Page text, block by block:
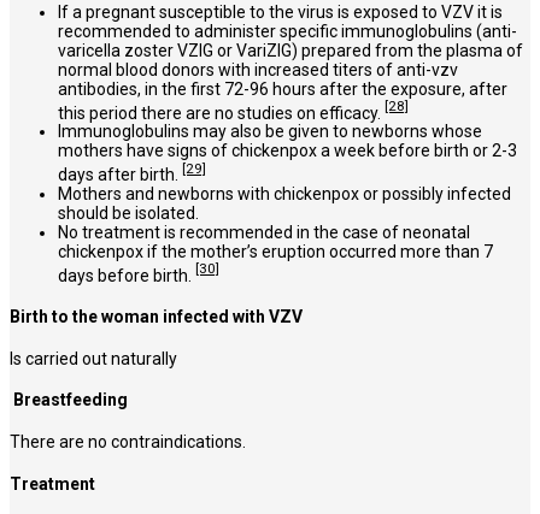
If a pregnant susceptible to the virus is exposed to VZV it is
recommended to administer specific immunoglobulins (anti-
varicella zoster VZIG or VariZIG) prepared from the plasma of
normal blood donors with increased titers of anti-vzv
antibodies, in the first 72-96 hours after the exposure, after
this period there are no studies on efficacy. [28]
Immunoglobulins may also be given to newborns whose
mothers have signs of chickenpox a week before birth or 2-3
days after birth.
[29]
Mothers and newborns with chickenpox or possibly infected
should be isolated.
No treatment is recommended in the case of neonatal
chickenpox if the mother’s eruption occurred more than 7
days before birth.
[30]
Birth to the woman infected with VZV
Is carried out naturally
Breastfeeding
There are no contraindications.
Treatment